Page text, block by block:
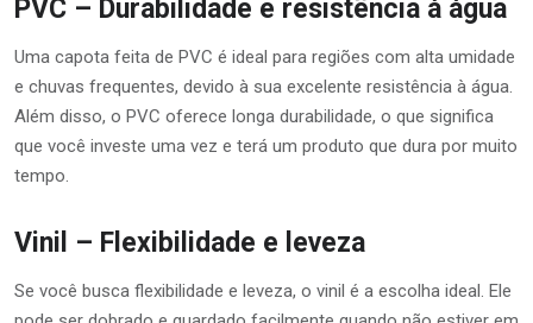
PVC – Durabilidade e resistência à água
Uma capota feita de PVC é ideal para regiões com alta umidade
e chuvas frequentes, devido à sua excelente resistência à água.
Além disso, o PVC oferece longa durabilidade, o que significa
que você investe uma vez e terá um produto que dura por muito
tempo.
Vinil – Flexibilidade e leveza
Se você busca flexibilidade e leveza, o vinil é a escolha ideal. Ele